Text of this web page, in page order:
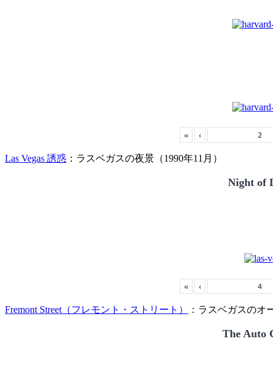
« ‹
Las Vegas 誘惑 ：ラスベガスの夜景（1990年11月）
Night of
« ‹
Fremont Street（フレモント・ストリート） ：ラスベガスのオ
The Auto